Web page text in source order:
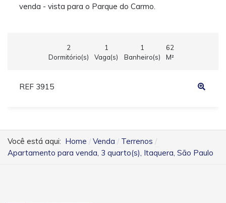
venda - vista para o Parque do Carmo.
2
Dormitório(s)
1
Vaga(s)
1
Banheiro(s)
62
M²
REF 3915
Você está aqui: Home Venda
Terrenos
Apartamento para venda, 3 quarto(s), Itaquera, São Paulo